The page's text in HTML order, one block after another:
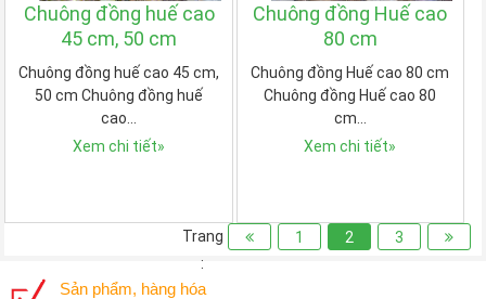
Chuông đồng huế cao
45 cm, 50 cm
Chuông đồng huế cao 45 cm,
50 cm Chuông đồng huế
cao…
Xem chi tiết»
Chuông đồng Huế cao
80 cm
Chuông đồng Huế cao 80 cm
Chuông đồng Huế cao 80
cm…
Xem chi tiết»
Trang
:
1 2 3
Sản phẩm, hàng hóa